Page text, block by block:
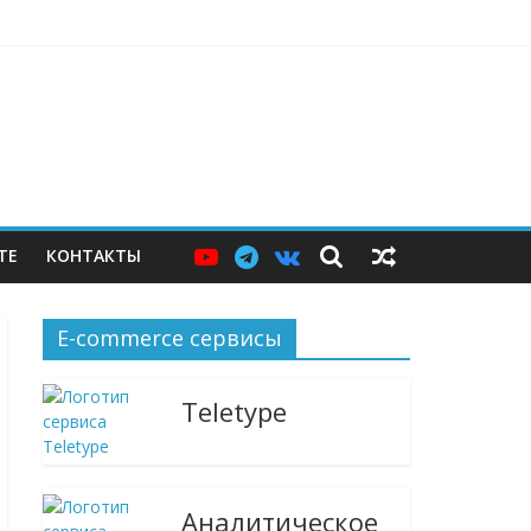
не размещали
КОНТАКТЫ
E-commerce сервисы
Teletype
Аналитическое